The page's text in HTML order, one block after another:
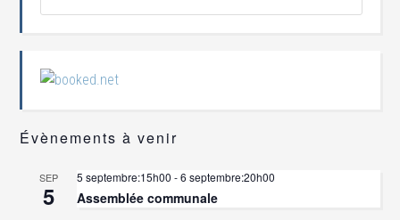
Évènements à venir
SEP
5
5 septembre:15h00 -6 septembre:20h00
Assemblée communale